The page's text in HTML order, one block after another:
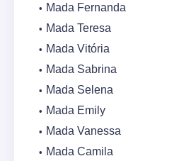
Mada Fernanda
Mada Teresa
Mada Vitória
Mada Sabrina
Mada Selena
Mada Emily
Mada Vanessa
Mada Camila